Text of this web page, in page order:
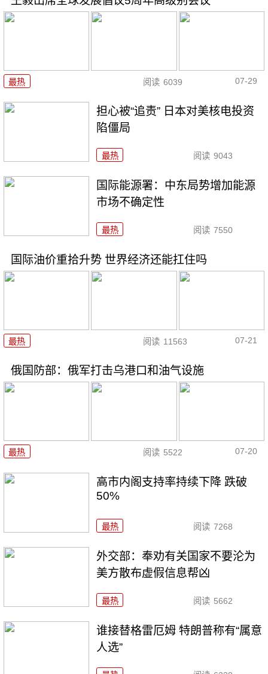
最热 阅读 6039 07-29
担心被“追责” 日本对美核电投资
陷僵局
最热 阅读 9043
国际能源署：中东局势增加能源
市场不确定性
最热 阅读 7550
国际油价重拾升势 世界经济还能扛住吗
最热 阅读 11563 07-21
俄国防部：俄军打击乌港口和油气设施
最热 阅读 5522 07-20
高市内阁支持率持续下降 跌破
50%
最热 阅读 7268
外交部：奉劝有关国家不要沦为
美方散布虚假信息帮凶
最热 阅读 5662
谁接替格雷厄姆 特朗普称有“属意
人选”